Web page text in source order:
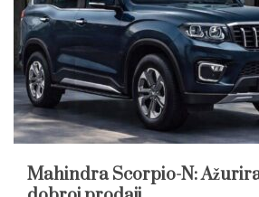
Mahindra Scorpio-N: